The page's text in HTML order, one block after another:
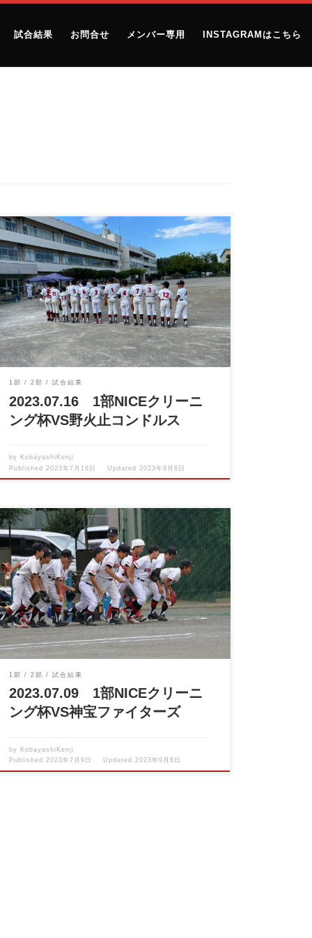
試合結果 お問合せ メンバー専用 INSTAGRAMはこちら
NICEクリーニング杯VS野火止コンドル
[…]
1部 2部 試合結果
2023.07.16 1部NICEクリーニ
ング杯VS野火止コンドルス
by KobayashiKenji
Published 2023年7月16日 Updated 2023年9月6日
2023.07.09 NICEクリーニング杯VS神宝ファイター
[…]
1部 2部 試合結果
2023.07.09 1部NICEクリーニ
ング杯VS神宝ファイターズ
by KobayashiKenji
Published2023年7月9日 Updated2023年9月6日